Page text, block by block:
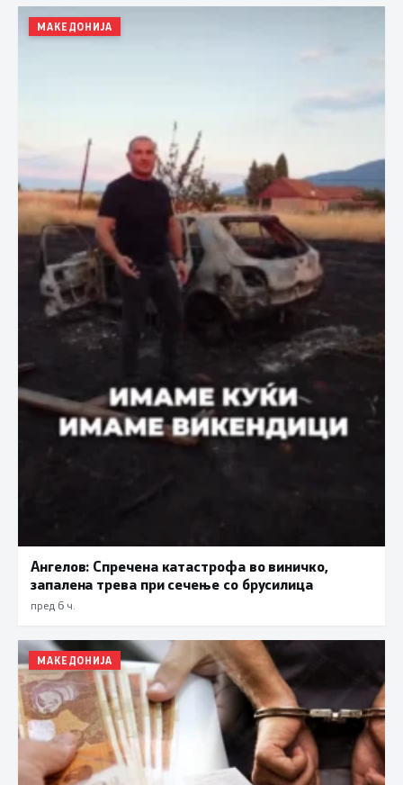
МАКЕДОНИЈА
Ангелов: Спречена катастрофа во виничко,
запалена трева при сечење со брусилица
пред 6 ч.
МАКЕДОНИЈА